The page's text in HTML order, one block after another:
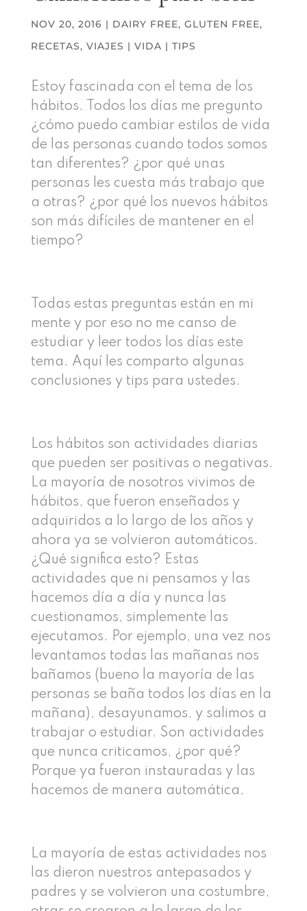
NOV 20, 2016 | DAIRY FREE, GLUTEN FREE,
RECETAS, VIAJES | VIDA | TIPS
Estoy fascinada con el tema de los
hábitos. Todos los días me pregunto
¿cómo puedo cambiar estilos de vida
de las personas cuando todos somos
tan diferentes? ¿por qué unas
personas les cuesta más trabajo que
a otras? ¿por qué los nuevos hábitos
son más difíciles de mantener en el
tiempo?
Todas estas preguntas están en mi
mente y por eso no me canso de
estudiar y leer todos los días este
tema. Aquí les comparto algunas
conclusiones y tips para ustedes.
Los hábitos son actividades diarias
que pueden ser positivas o negativas.
La mayoría de nosotros vivimos de
hábitos, que fueron enseñados y
adquiridos a lo largo de los años y
ahora ya se volvieron automáticos.
¿Qué significa esto? Estas
actividades que ni pensamos y las
hacemos día a día y nunca las
cuestionamos, simplemente las
ejecutamos. Por ejemplo, una vez nos
levantamos todas las mañanas nos
bañamos (bueno la mayoría de las
personas se baña todos los días en la
mañana), desayunamos, y salimos a
trabajar o estudiar. Son actividades
que nunca criticamos, ¿por qué?
Porque ya fueron instauradas y las
hacemos de manera automática.
La mayoría de estas actividades nos
las dieron nuestros antepasados y
padres y se volvieron una costumbre,